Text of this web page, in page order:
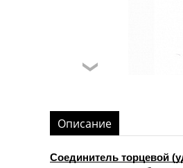
Описание
Соединитель торцевой